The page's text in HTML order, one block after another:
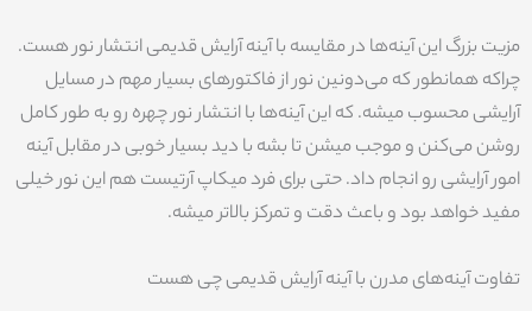
مزیت بزرگ این آینه‌ها در مقایسه با آینه آرایش قدیمی انتشار نور هست.
چراکه همانطور که می‌دونین نور از فاکتورهای بسیار مهم در مسایل
آرایشی محسوب میشه. که این آینه‌ها با انتشار نور چهره رو به طور کامل
روشن می‌کنن و موجب میشن تا بشه با دید بسیار خوبی در مقابل آینه
امور آرایشی رو انجام داد. حتی برای فرد میکاپ آرتیست هم این نور خیلی
مفید خواهد بود و باعث دقت و تمرکز بالاتر میشه.
تفاوت آینه‌های مدرن با آینه آرایش قدیمی چی هست